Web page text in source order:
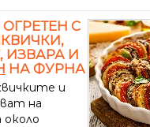
С
ИЗВАРА И
НА ФУРНА
и
на
около